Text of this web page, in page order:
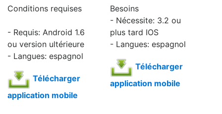
Conditions requises
- Requis: Android 1.6
ou version ultérieure
- Langues: espagnol
Télécharger
application mobile
Besoins
- Nécessite: 3.2 ou
plus tard IOS
- Langues: espagnol
Télécharger
application mobile